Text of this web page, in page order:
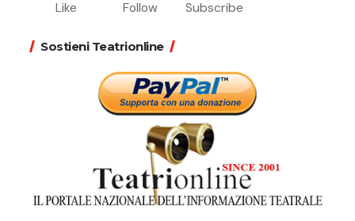
Like Follow Subscribe
Sostieni Teatrionline